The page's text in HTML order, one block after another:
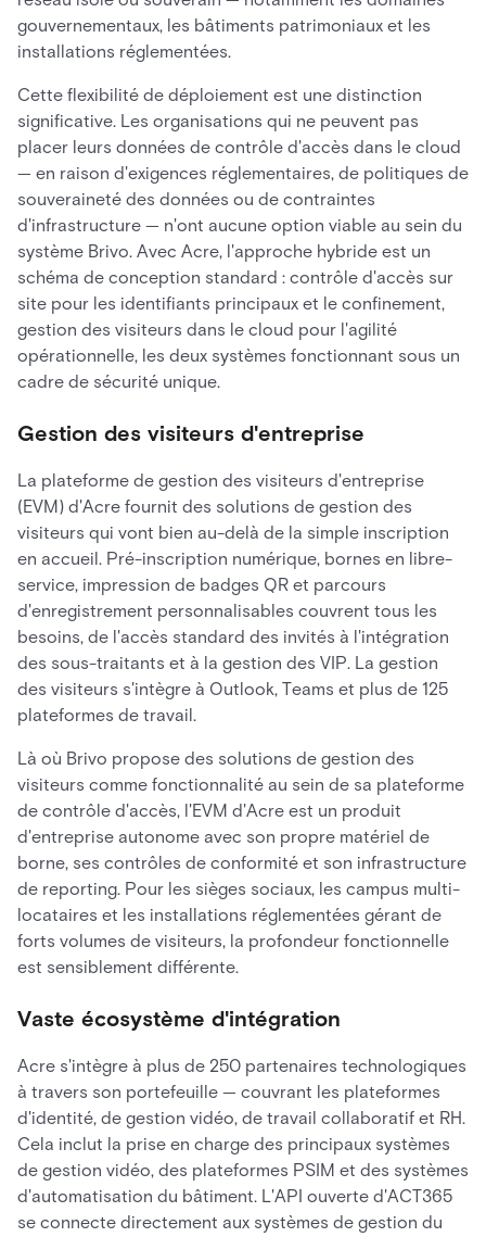
gouvernementaux, les bâtiments patrimoniaux et les
installations réglementées.
Cette flexibilité de déploiement est une distinction
significative. Les organisations qui ne peuvent pas
placer leurs données de contrôle d'accès dans le cloud
— en raison d'exigences réglementaires, de politiques de
souveraineté des données ou de contraintes
d'infrastructure — n'ont aucune option viable au sein du
système Brivo. Avec Acre, l'approche hybride est un
schéma de conception standard : contrôle d'accès sur
site pour les identifiants principaux et le confinement,
gestion des visiteurs dans le cloud pour l'agilité
opérationnelle, les deux systèmes fonctionnant sous un
cadre de sécurité unique.
Gestion des visiteurs d'entreprise
La plateforme de gestion des visiteurs d'entreprise
(EVM) d'Acre fournit des solutions de gestion des
visiteurs qui vont bien au-delà de la simple inscription
en accueil. Pré-inscription numérique, bornes en libre-
service, impression de badges QR et parcours
d'enregistrement personnalisables couvrent tous les
besoins, de l'accès standard des invités à l'intégration
des sous-traitants et à la gestion des VIP. La gestion
des visiteurs s'intègre à Outlook, Teams et plus de 125
plateformes de travail.
Là où Brivo propose des solutions de gestion des
visiteurs comme fonctionnalité au sein de sa plateforme
de contrôle d'accès, l'EVM d'Acre est un produit
d'entreprise autonome avec son propre matériel de
borne, ses contrôles de conformité et son infrastructure
de reporting. Pour les sièges sociaux, les campus multi-
locataires et les installations réglementées gérant de
forts volumes de visiteurs, la profondeur fonctionnelle
est sensiblement différente.
Vaste écosystème d'intégration
Acre s'intègre à plus de 250 partenaires technologiques
à travers son portefeuille — couvrant les plateformes
d'identité, de gestion vidéo, de travail collaboratif et RH.
Cela inclut la prise en charge des principaux systèmes
de gestion vidéo, des plateformes PSIM et des systèmes
d'automatisation du bâtiment. L'API ouverte d'ACT365
se connecte directement aux systèmes de gestion du